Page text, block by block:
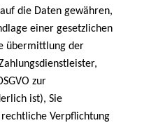
die Daten gewähren,
einer gesetzlichen
übermittlung der
zur
ist), Sie
Verpflichtung